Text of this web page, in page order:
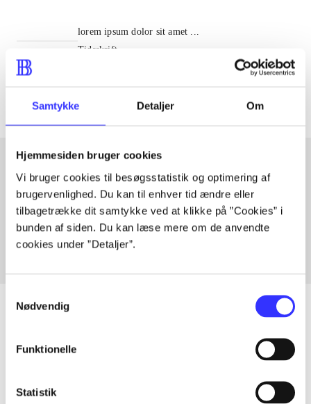
Samtykke Detaljer Om
Hjemmesiden bruger cookies
Vi bruger cookies til besøgsstatistik og optimering af
brugervenlighed. Du kan til enhver tid ændre eller
tilbagetrække dit samtykke ved at klikke på ”Cookies” i
bunden af siden. Du kan læse mere om de anvendte
cookies under ”Detaljer”.
Nødvendig
Funktionelle
Statistik
lorem ipsum dolor sit amet ...
Tidsskrift
Artiklerne i
Artikler med samme emner
Fra
Artikler